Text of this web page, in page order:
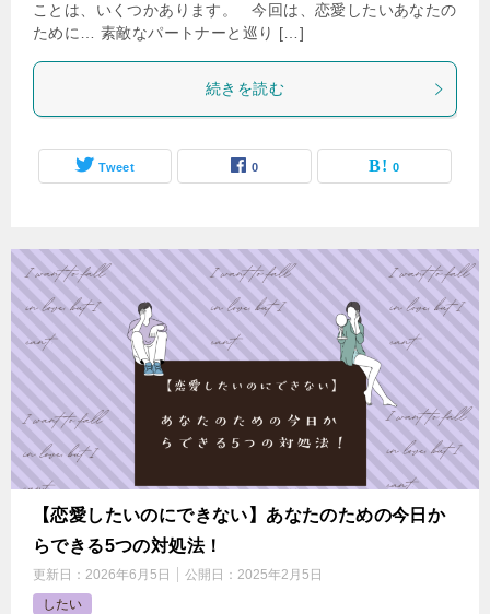
ことは、いくつかあります。 今回は、恋愛したいあなたの
ために… 素敵なパートナーと巡り […]
続きを読む
Tweet 0 0
【恋愛したいのにできない】あなたのための今日か
らできる5つの対処法！
更新日： 2026年6月5日 公開日： 2025年2月5日
したい